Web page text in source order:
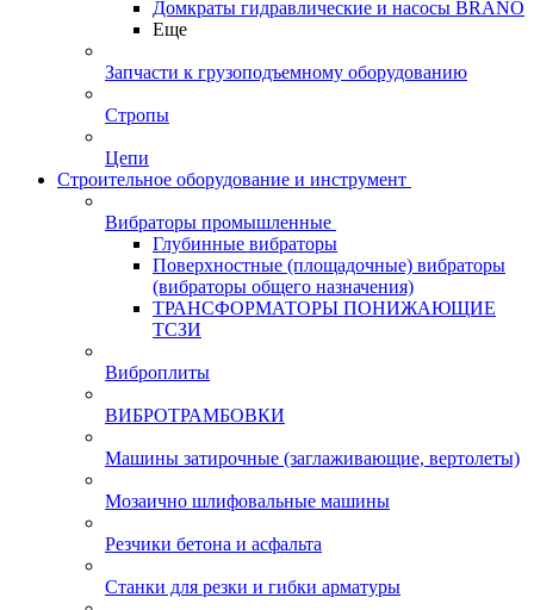
Домкраты гидравлические и насосы BRANO
Еще
Запчасти к грузоподъемному оборудованию
Стропы
Цепи
Строительное оборудование и инструмент
Вибраторы промышленные
Глубинные вибраторы
Поверхностные (площадочные) вибраторы
(вибраторы общего назначения)
ТРАНСФОРМАТОРЫ ПОНИЖАЮЩИЕ
ТСЗИ
Виброплиты
ВИБРОТРАМБОВКИ
Машины затирочные (заглаживающие, вертолеты)
Мозаично шлифовальные машины
Резчики бетона и асфальта
Станки для резки и гибки арматуры